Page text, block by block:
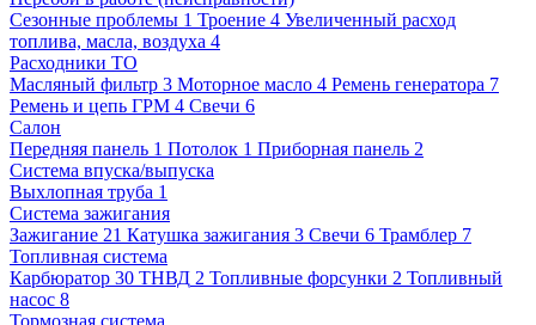
Сезонные проблемы 1 Троение 4 Увеличенный расход
топлива, масла, воздуха 4
Расходники ТО
Масляный фильтр 3 Моторное масло 4 Ремень генератора 7
Ремень и цепь ГРМ 4 Свечи 6
Салон
Передняя панель 1 Потолок 1 Приборная панель 2
Система впуска/выпуска
Выхлопная труба 1
Система зажигания
Зажигание 21 Катушка зажигания 3 Свечи 6 Трамблер 7
Топливная система
Карбюратор 30 ТНВД 2 Топливные форсунки 2 Топливный
насос 8